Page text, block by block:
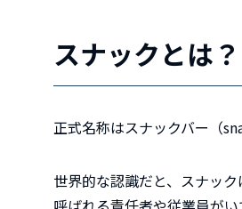
スナックとは？
正式名称はスナックバー（
世界的な認識だと、スナッ